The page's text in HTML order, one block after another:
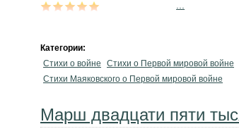
Категории:
Стихи о войне
Стихи о Первой мировой войне
Стихи Маяковского о Первой мировой войне
Марш двадцати пяти